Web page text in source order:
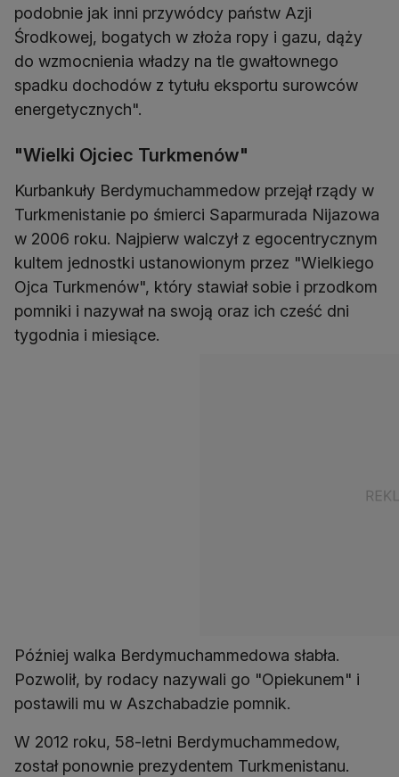
podobnie jak inni przywódcy państw Azji
Środkowej, bogatych w złoża ropy i gazu, dąży
do wzmocnienia władzy na tle gwałtownego
spadku dochodów z tytułu eksportu surowców
energetycznych".
"Wielki Ojciec Turkmenów"
Kurbankuły Berdymuchammedow przejął rządy w
Turkmenistanie po śmierci Saparmurada Nijazowa
w 2006 roku. Najpierw walczył z egocentrycznym
kultem jednostki ustanowionym przez "Wielkiego
Ojca Turkmenów", który stawiał sobie i przodkom
pomniki i nazywał na swoją oraz ich cześć dni
tygodnia i miesiące.
Później walka Berdymuchammedowa słabła.
Pozwolił, by rodacy nazywali go "Opiekunem" i
postawili mu w Aszchabadzie pomnik.
W 2012 roku, 58-letni Berdymuchammedow,
został ponownie prezydentem Turkmenistanu.